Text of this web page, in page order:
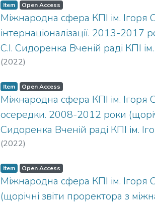
Item Open Access
Міжнародна сфера КПІ ім. Ігоря
інтернаціоналізації. 2013-2017
С.І. Сидоренка Вченій раді КПІ
(2022)
Item Open Access
Міжнародна сфера КПІ ім. Ігоря
осередки. 2008-2012 роки
Сидоренка Вченій раді КПІ ім.
(2022)
Item Open Access
Міжнародна сфера КПІ ім. Ігоря
(щорічні звіти проректора з